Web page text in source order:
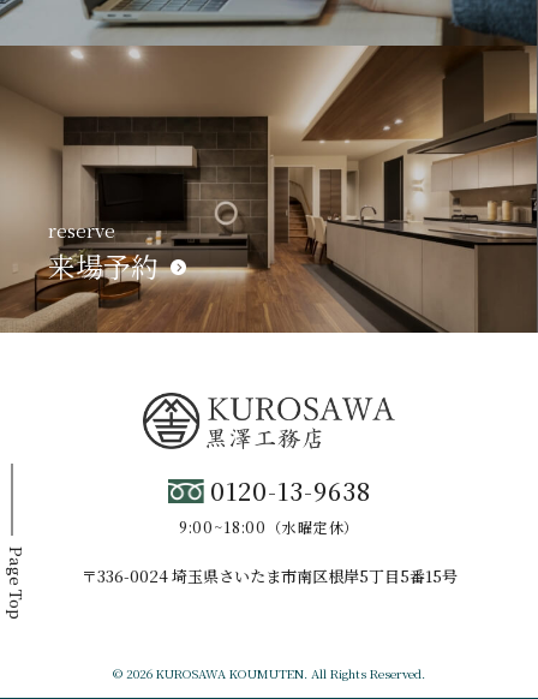
reserve
来場予約
Page Top
0120-13-9638
9:00~18:00（水曜定休）
〒336-0024 埼玉県さいたま市南区根岸5丁目5番15号
© 2026 KUROSAWA KOUMUTEN. All Rights Reserved.